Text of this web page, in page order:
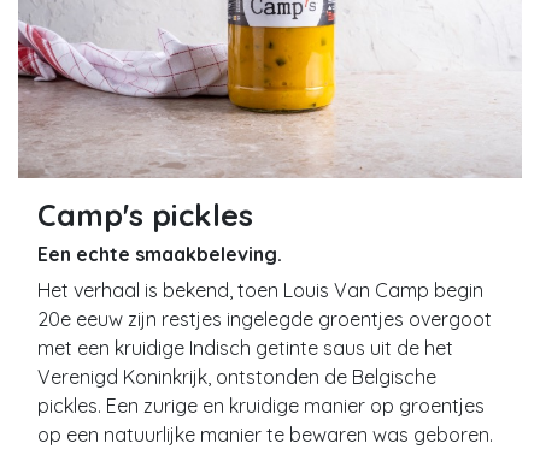
Camp's pickles
Een echte smaakbeleving.
Het verhaal is bekend, toen Louis Van Camp begin
20e eeuw zijn restjes ingelegde groentjes overgoot
met een kruidige Indisch getinte saus uit de het
Verenigd Koninkrijk, ontstonden de Belgische
pickles. Een zurige en kruidige manier op groentjes
op een natuurlijke manier te bewaren was geboren.